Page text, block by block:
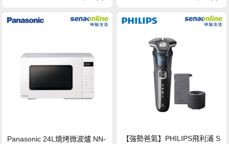
Panasonic 24L燒烤微波爐 NN-
【強勢爸氣】PHILIPS飛利浦 S